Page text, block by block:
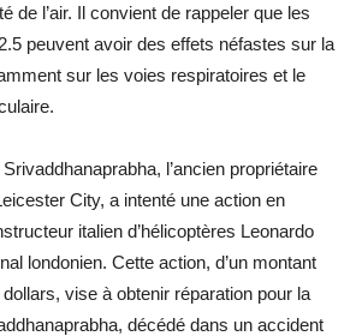
de l’air. Il convient de rappeler que les
peuvent avoir des effets néfastes sur la
sur les voies respiratoires et le
l’ancien propriétaire
City, a intenté une action en
italien d’hélicoptères Leonardo
londonien. Cette action, d’un montant
vise à obtenir réparation pour la
décédé dans un accident